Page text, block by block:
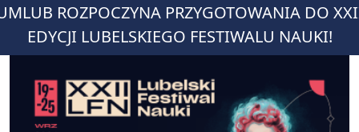
ROZPOCZYNA PRZYGOTOWANIA DO
EDYCJI LUBELSKIEGO FESTIWALU NAUKI!